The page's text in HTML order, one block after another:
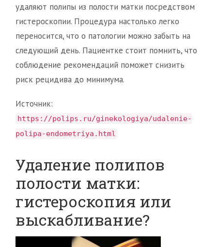
удаляют полипы из полости матки посредством
гистероскопии. Процедура настолько легко
переносится, что о патологии можно забыть на
следующий день. Пациентке стоит помнить, что
соблюдение рекомендаций поможет снизить
риск рецидива до минимума.
Источник:
https://polips.ru/ginekologiya/udalenie-
polipa-endometriya.html
Удаление полипов
полости матки:
гистероскопия или
выскабливание?